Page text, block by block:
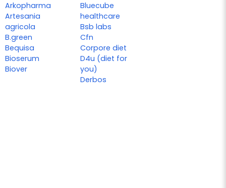
Arkopharma
Artesania
agricola
B.green
Bequisa
Bioserum
Biover
Bluecube
healthcare
Bsb labs
Cfn
Corpore diet
D4u (diet for
you)
Derbos